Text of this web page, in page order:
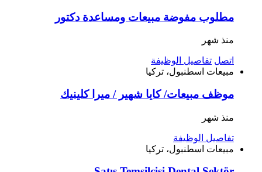
مطلوب مفوضة مبيعات ومساعدة دكتور
منذ شهر
اتصل تفاصيل الوظيفة
مبيعات اسطنبول، تركيا
موظف مبيعات/ كايا شهير / ميرا كلينيك
منذ شهر
تفاصيل الوظيفة
مبيعات اسطنبول، تركيا